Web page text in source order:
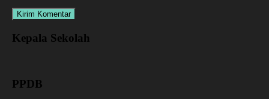
Kepala Sekolah
PPDB